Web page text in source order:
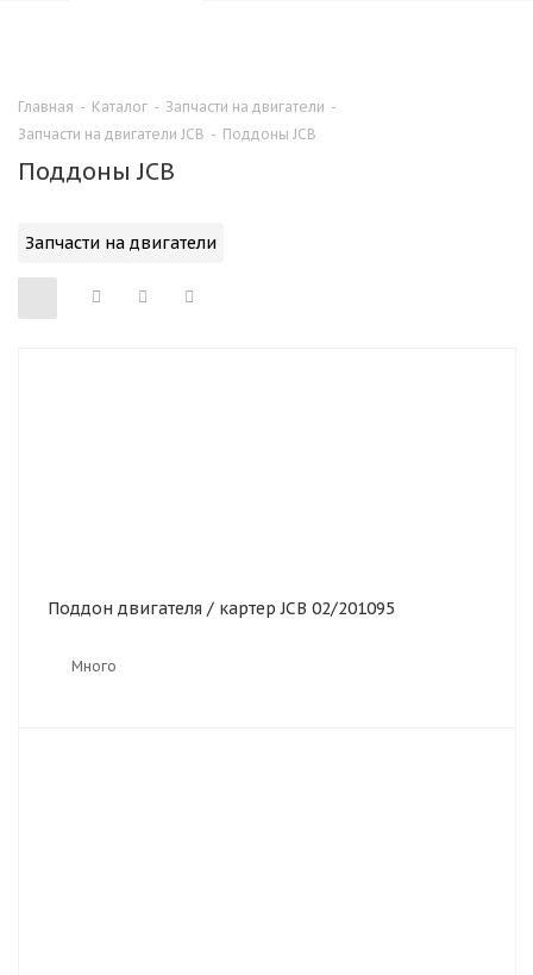
Главная - Каталог - Запчасти на двигатели -
Запчасти на двигатели JCB - Поддоны JCB
Поддоны JCB
Запчасти на двигатели
Поддон двигателя / картер JCB 02/201095
Много